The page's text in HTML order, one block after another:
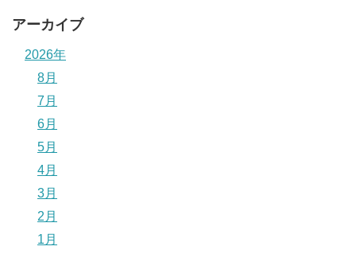
アーカイブ
2026年
8月
7月
6月
5月
4月
3月
2月
1月